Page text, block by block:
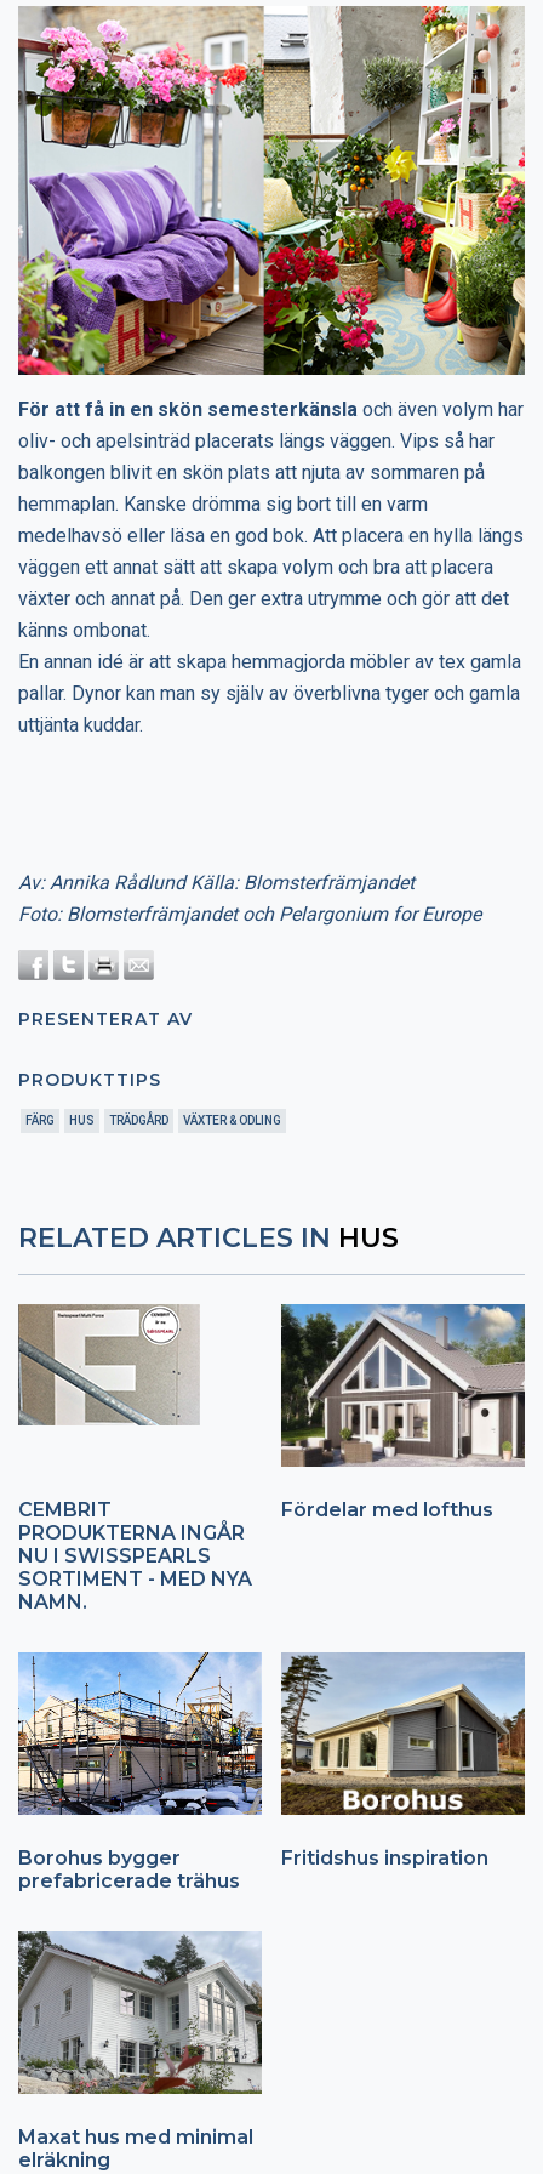
För att få in en skön semesterkänsla och även volym har
oliv- och apelsinträd placerats längs väggen. Vips så har
balkongen blivit en skön plats att njuta av sommaren på
hemmaplan. Kanske drömma sig bort till en varm
medelhavsö eller läsa en god bok. Att placera en hylla längs
väggen ett annat sätt att skapa volym och bra att placera
växter och annat på. Den ger extra utrymme och gör att det
känns ombonat.
En annan idé är att skapa hemmagjorda möbler av tex gamla
pallar. Dynor kan man sy själv av överblivna tyger och gamla
uttjänta kuddar.
Av: Annika Rådlund Källa: Blomsterfrämjandet
Foto: Blomsterfrämjandet och Pelargonium for Europe
PRESENTERAT AV
PRODUKTTIPS
FÄRG HUS TRÄDGÅRD VÄXTER & ODLING
RELATED ARTICLES IN HUS
CEMBRIT
PRODUKTERNA INGÅR
NU I SWISSPEARLS
SORTIMENT - MED NYA
NAMN.
Fördelar med lofthus
Borohus bygger
prefabricerade trähus
Fritidshus inspiration
Maxat hus med minimal
elräkning